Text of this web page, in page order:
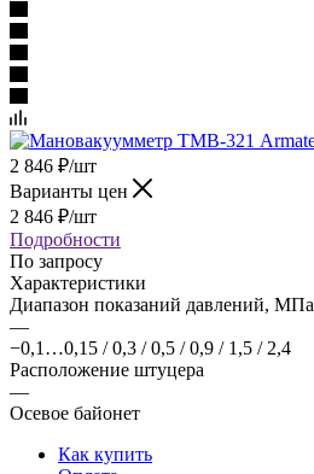
2 846 ₽/шт
Варианты цен
2 846 ₽/шт
Подробности
По запросу
Характеристики
Диапазон показаний давлений, МПа
—
−0,1…0,15 / 0,3 / 0,5 / 0,9 / 1,5 / 2,4
Расположение штуцера
—
Осевое байонет
Как купить